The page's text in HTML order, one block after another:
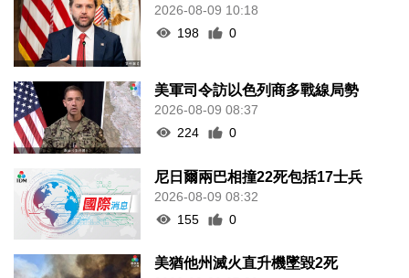
2026-08-09 10:18
198
0
美軍司令訪以色列商多戰線局勢
2026-08-09 08:37
224
0
尼日爾兩巴相撞22死包括17士兵
2026-08-09 08:32
155
0
美猶他州滅火直升機墜毀2死